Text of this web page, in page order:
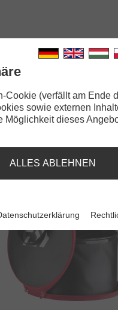
EIMER
Cookie (verfällt am Ende
sowie externen
Möglichkeit dieses
ALLES ABLEHNEN